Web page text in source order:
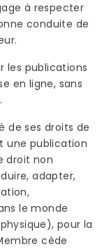
à respecter
conduite de
les publications
en ligne, sans
de ses droits de
une publication
droit non
adapter,
le monde
pour la
cède